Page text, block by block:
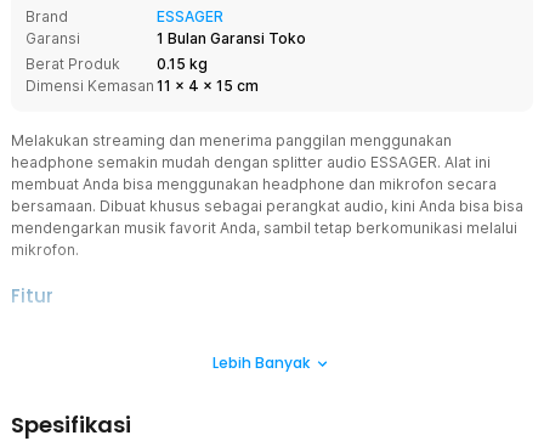
Brand
ESSAGER
Garansi
1 Bulan Garansi Toko
Berat Produk
0.15 kg
Dimensi Kemasan 11 x 4 x 15 cm
Melakukan streaming dan menerima panggilan menggunakan
headphone semakin mudah dengan splitter audio ESSAGER. Alat ini
membuat Anda bisa menggunakan headphone dan mikrofon secara
bersamaan. Dibuat khusus sebagai perangkat audio, kini Anda bisa bisa
mendengarkan musik favorit Anda, sambil tetap berkomunikasi melalui
mikrofon.
Fitur
Kabel splitter audio ini dilengkapi dengan port jack 3.5 mm yang
mendengarkan audio dan merekam suara suara secara bersamaan.
Lebih Banyak
Spesifikasi